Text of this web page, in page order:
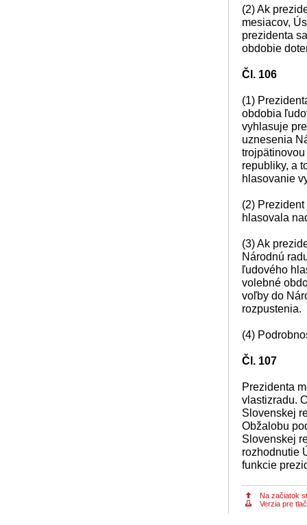
(2) Ak
mesiacov,
prezidenta
obdobie
Čl. 106
(1)
obdobia
vyhlasuje
uznesenia
republiky, a
hlasovanie
(2)
hlasovala
(3) Ak
Národnú
ľudového
volebné
voľby do
rozpustenia.
(4)
Čl. 107
Prezidenta
vlastizradu.
Slovenskej
Obžalobu
Slovenskej
rozhodnutie
funkcie
Na začiatok
Verzia pre tlač